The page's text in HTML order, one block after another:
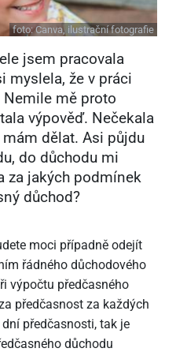
foto:Canva, ilustrační fotografie
jsem pracovala
myslela, že v práci
mě proto
výpověď. Nečekala
dělat. Asi půjdu
do důchodu mi
za jakých podmínek
důchod?
moci případně odejít
řádného důchodového
výpočtu předčasného
předčasnost za každých
předčasnosti, tak je
důchodu